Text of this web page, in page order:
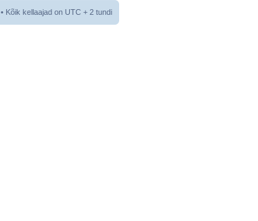
• Kõik kellaajad on UTC + 2 tundi